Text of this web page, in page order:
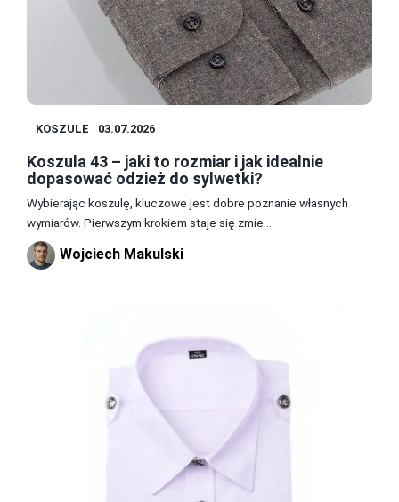
KOSZULE 03.07.2026
Koszula 43 – jaki to rozmiar i jak idealnie
dopasować odzież do sylwetki?
Wybierając koszulę, kluczowe jest dobre poznanie własnych
wymiarów. Pierwszym krokiem staje się zmie...
Wojciech Makulski